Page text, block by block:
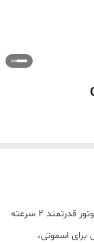
مخلوط کن دستی Geepas 700W Stainless Steel - موتور قدرتمند 2 سرعته
برای اسموتی،